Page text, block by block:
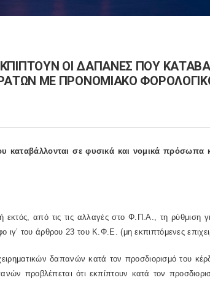
ΟΙ ΔΑΠΑΝΕΣ ΠΟΥ
ΜΕ ΠΡΟΝΟΜΙΑΚΟ
καταβάλλονται σε φυσικά και νομικά πρόσωπα
από τις τις αλλαγές στο Φ.Π.Α., τη ρύθμιση
ιγ’ του άρθρου 23 του Κ.Φ.Ε. (μη εκπιπτόμενες
δαπανών κατά τον προσδιορισμό του
προβλέπεται ότι εκπίπτουν κατά τον